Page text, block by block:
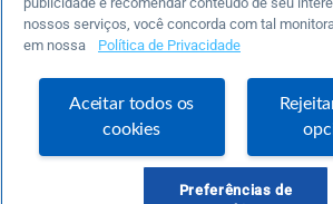
Este é um blog colaborativo.
O Sebrae não se responsabiliza pelo conteúdo
Uma das maiores Comunidades de
Sebrae foi criada para entregar conteúdos em diversos
pertinentes e temas específicos que se conecte com a
nossos serviços, você concorda com tal
em nossa
Política de Privacidade
Aceitar todos os
cookies
Preferências de